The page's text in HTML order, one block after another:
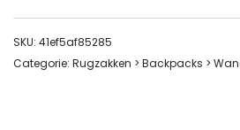
SKU: 41ef5af85285
Categorie: Rugzakken > Backpacks >